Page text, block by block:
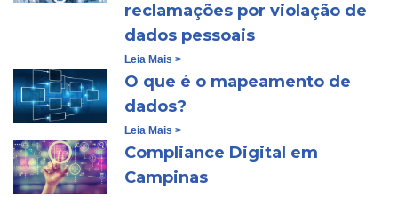
reclamações por violação de
dados pessoais
Leia Mais >
O que é o mapeamento de
dados?
Leia Mais >
Compliance Digital em
Campinas